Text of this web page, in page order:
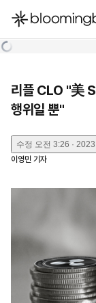
한국어
리플 CLO "美
행위일 뿐"
수정 오전 3:26 ·
이영민 기자